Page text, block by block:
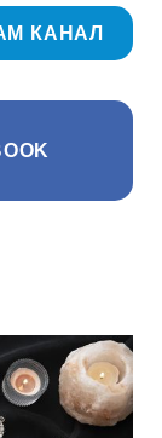
КАНАЛ